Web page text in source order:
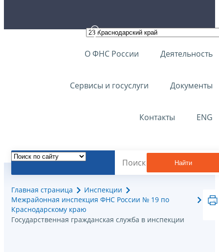
О ФНС России Деятельность
Сервисы и госуслуги Документы
Контакты ENG
Найти
Главная страница
Инспекции
Межрайонная инспекция ФНС России № 19 по
Краснодарскому краю
Государственная гражданская служба в инспекции